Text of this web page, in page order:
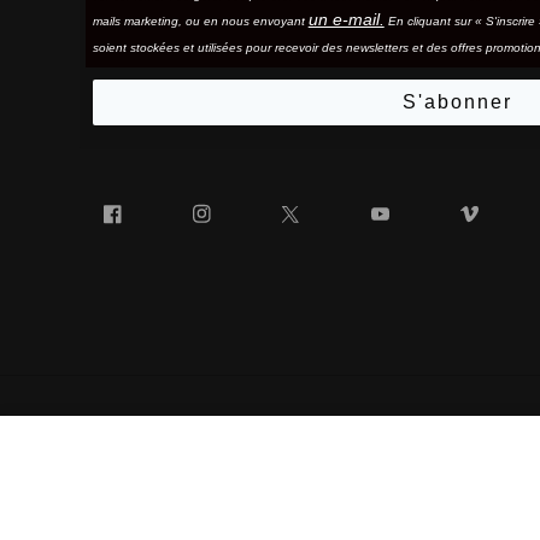
mails marketing, ou en nous envoyant un e-mail. En cliquant sur «
soient stockées et utilisées pour recevoir des newsletters et des offres
S'abonner
Facebook Instagram YouTube